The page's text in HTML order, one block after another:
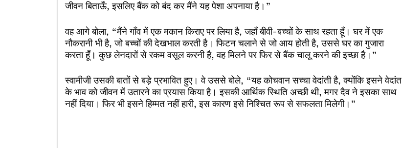
जीवन बिताऊँ, इसलिए बैंक को बंद कर मैंने यह पेशा अपनाया है।”
वह आगे बोला, “मैंने गाँव में एक मकान किराए पर लिया है, जहाँ बीवी-बच्चों के साथ रहता हूँ। घर में एक
नौकरानी भी है, जो बच्चों की देखभाल करती है। फिटन चलाने से जो आय होती है, उससे घर का गुजारा
करता हूँ। कुछ लेनदारों से रकम वसूल करनी है, वह मिलने पर फिर से बैंक चालू करने की इच्छा है।”
स्वामीजी उसकी बातों से बड़े प्रभावित हुए। वे उससे बोले, “यह कोचवान सच्चा वेदांती है, क्योंकि इसने वेदांत
के भाव को जीवन में उतारने का प्रयास किया है। इसकी आर्थिक स्थिति अच्छी थी, मगर दैव ने इसका साथ
नहीं दिया। फिर भी इसने हिम्मत नहीं हारी, इस कारण इसे निश्चित रूप से सफलता मिलेगी।”